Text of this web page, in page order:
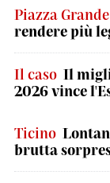
Piazza Grande
rendere più
Il caso Il
2026 vince
Ticino
brutta